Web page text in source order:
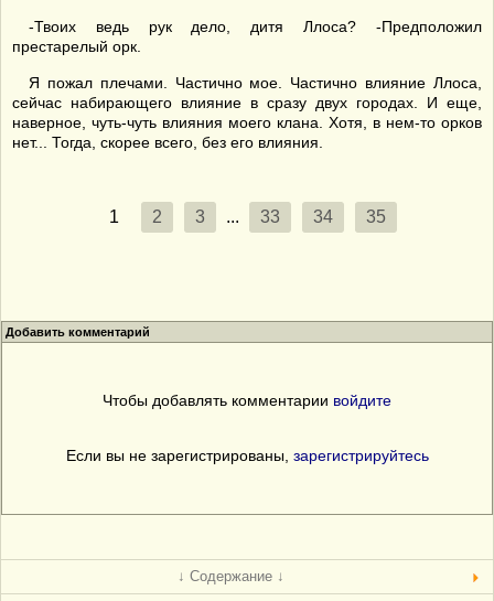
-Твоих ведь рук дело, дитя Ллоса? -Предположил
престарелый орк.
Я пожал плечами. Частично мое. Частично влияние Ллоса,
сейчас набирающего влияние в сразу двух городах. И еще,
наверное, чуть-чуть влияния моего клана. Хотя, в нем-то орков
нет... Тогда, скорее всего, без его влияния.
1 2 3 ... 33 34 35
Добавить комментарий
Чтобы добавлять комментарии войдите
Если вы не зарегистрированы, зарегистрируйтесь
↓ Содержание ↓